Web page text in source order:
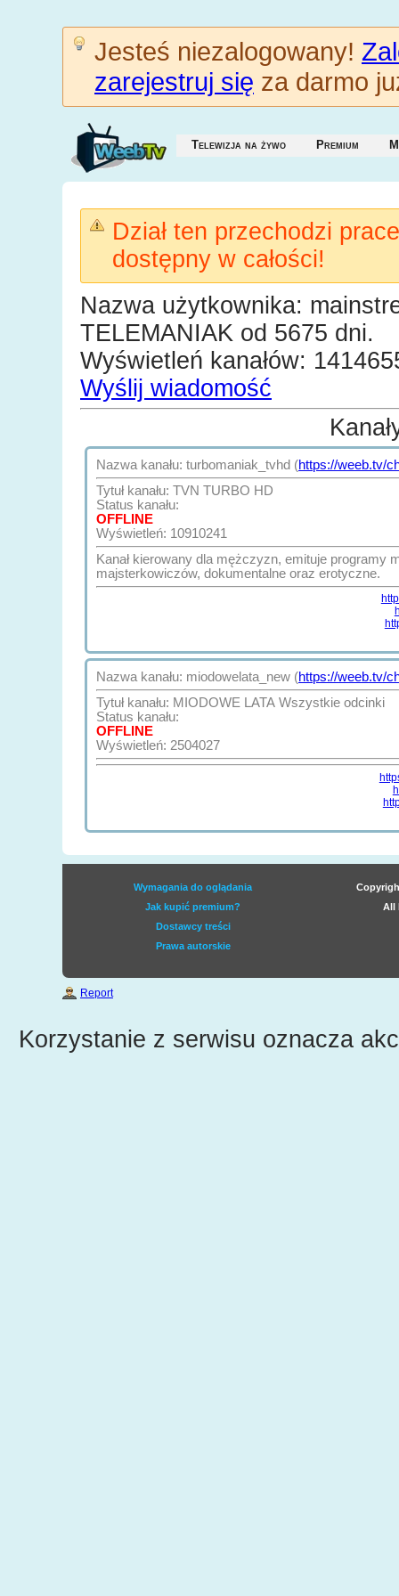
Jesteś niezalogowany!
zarejestruj się za darmo
Telewizja na żywo Premium
Dział ten przechodzi
dostępny w całości!
Nazwa użytkownika:
TELEMANIAK od 5675 dni.
Wyświetleń kanałów:
Wyślij wiadomość
Nazwa kanału: turbomaniak_tvhd (https://weeb.tv/
Tytuł kanału: TVN TURBO HD
Status kanału:
OFFLINE
Wyświetleń: 10910241
Kanał kierowany dla mężczyzn, emituje programy
majsterkowiczów, dokumentalne oraz erotyczne.
Nazwa kanału: miodowelata_new (https://weeb.tv/
Tytuł kanału: MIODOWE LATA Wszystkie odcinki
Status kanału:
OFFLINE
Wyświetleń: 2504027
Wymagania do oglądania
Jak kupić premium?
Dostawcy treści
Prawa autorskie
All
Report
Korzystanie z serwisu oznacza